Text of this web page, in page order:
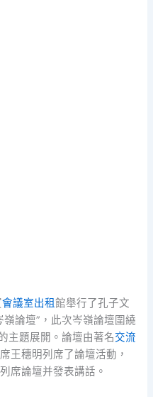
會議室出租館舉行了孔子文
論壇”，此次岑嶺論壇圍繞
主題展開。論壇由著名交流
王穗明列席了論壇活動，
席論壇并發表講話。